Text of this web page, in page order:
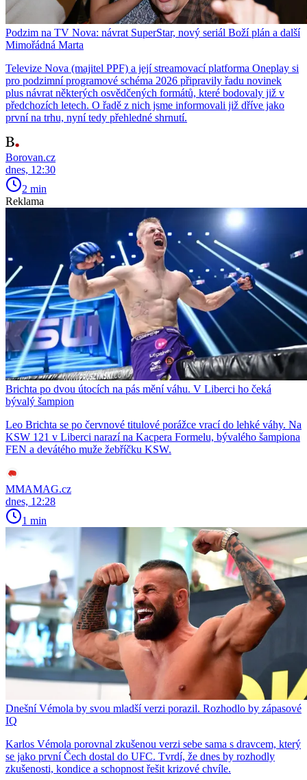
Podzim na TV Nova: návrat SuperStar, nový seriál Boží plán a další
Mimořádná Marta
Televize Nova (majitel PPF) a její streamovací platforma Oneplay si
pro podzimní programové schéma 2026 připravily řadu novinek
plus návrat některých osvědčených formátů, které bodovaly již v
předchozích letech. O řadě z nich jsme informovali již dříve jako
první na trhu, nyní tedy přehledné shrnutí.
Borovan.cz
dnes, 12:30
2 min
Reklama
Brichta po dvou útocích na pás mění váhu. V Liberci ho čeká
bývalý šampion
Leo Brichta se po červnové titulové porážce vrací do lehké váhy. Na
KSW 121 v Liberci narazí na Kacpera Formelu, bývalého šampiona
FEN a devátého muže žebříčku KSW.
MMAMAG.cz
dnes, 12:28
1 min
Dnešní Vémola by svou mladší verzi porazil. Rozhodlo by zápasové
IQ
Karlos Vémola porovnal zkušenou verzi sebe sama s dravcem, který
se jako první Čech dostal do UFC. Tvrdí, že dnes by rozhodly
zkušenosti, kondice a schopnost řešit krizové chvíle.